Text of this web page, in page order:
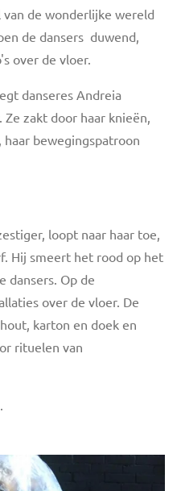
de wonderlijke wereld
de dansers duwend,
over de vloer.
danseres Andreia
zakt door haar knieën,
haar bewegingspatroon
loopt naar haar toe,
Hij smeert het rood op het
dansers. Op de
over de vloer. De
karton en doek en
rituelen van